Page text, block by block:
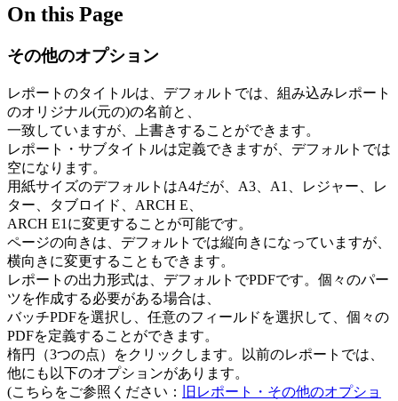
On this Page
その他のオプション
レポートのタイトルは、デフォルトでは、組み込みレポート
のオリジナル(元の)の名前と、
一致していますが、上書きすることができます。
レポート・サブタイトルは定義できますが、デフォルトでは
空になります。
用紙サイズのデフォルトはA4だが、A3、A1、レジャー、レ
ター、タブロイド、ARCH E、
ARCH E1に変更することが可能です。
ページの向きは、デフォルトでは縦向きになっていますが、
横向きに変更することもできます。
レポートの出力形式は、デフォルトでPDFです。個々のパー
ツを作成する必要がある場合は、
バッチPDFを選択し、任意のフィールドを選択して、個々の
PDFを定義することができます。
楕円（3つの点）をクリックします。以前のレポートでは、
他にも以下のオプションがあります。
(こちらをご参照ください：
旧レポート・その他のオプショ